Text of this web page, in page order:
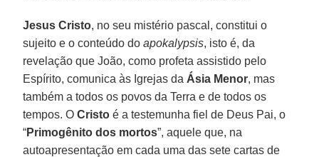
Jesus Cristo, no seu mistério pascal, constitui o
sujeito e o conteúdo doapokalypsis, isto é, da
revelação que João, como profeta assistido pelo
Espírito, comunica às Igrejas da Ásia Menor, mas
também a todos os povos da Terra e de todos os
tempos. OCristo é a testemunha fiel de Deus Pai, o
“Primogênito dos mortos”, aquele que, na
autoapresentação em cada uma das sete cartas de